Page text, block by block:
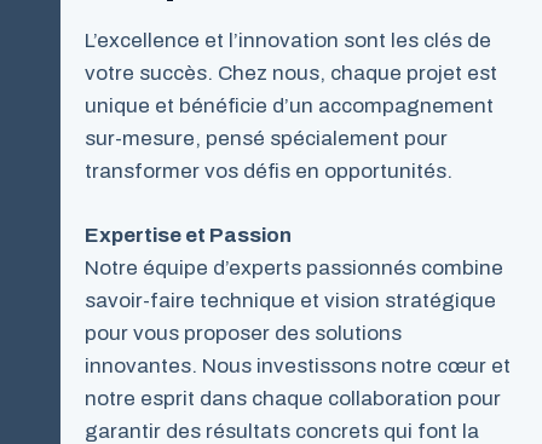
L’excellence et l’innovation sont les clés de
votre succès. Chez nous, chaque projet est
unique et bénéficie d’un accompagnement
sur-mesure, pensé spécialement pour
transformer vos défis en opportunités.
Expertise et Passion
Notre équipe d’experts passionnés combine
savoir-faire technique et vision stratégique
pour vous proposer des solutions
innovantes. Nous investissons notre cœur et
notre esprit dans chaque collaboration pour
garantir des résultats concrets qui font la